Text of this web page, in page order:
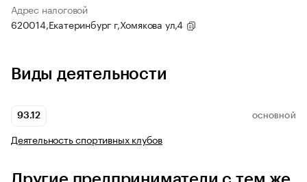
Адрес налоговой
620014,Екатеринбург г,Хомякова ул,4
Виды деятельности
93.12 ОСНОВНОЙ
Деятельность спортивных клубов